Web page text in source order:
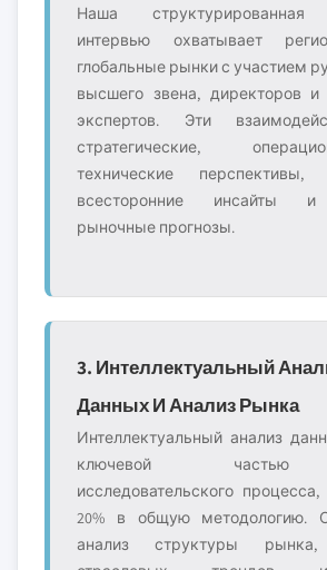
Наша структурированная
интервью охватывает
глобальные рынки с участием
высшего звена, директоров
экспертов. Эти
стратегические,
технические перспективы,
всесторонние инсайты
рыночные прогнозы.
3. Интеллектуальный
Данных И Анализ Рынка
Интеллектуальный анализ
ключевой частью
исследовательского
20% в общую методологию.
анализ структуры рынка,